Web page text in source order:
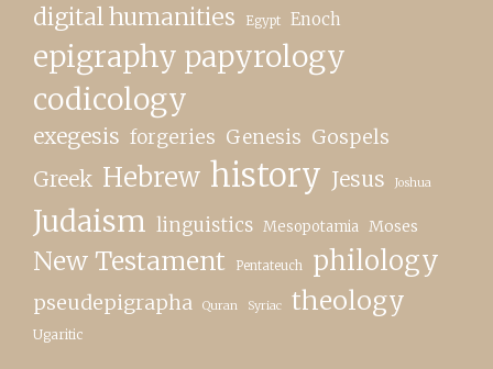
digital humanities Egypt Enoch
epigraphy papyrology
codicology
exegesis forgeries Genesis Gospels
Greek Hebrew history Jesus Joshua
Judaism linguistics Mesopotamia Moses
New Testament Pentateuch philology
pseudepigrapha Quran Syriac theology
Ugaritic